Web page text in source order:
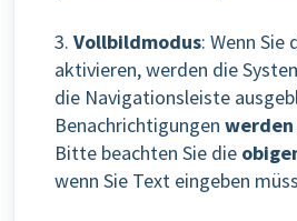
3. Vollbildmodus: Wenn Sie
aktivieren, werden die
die Navigationsleiste
Benachrichtigungen
Bitte beachten Sie die
wenn Sie Text eingeben